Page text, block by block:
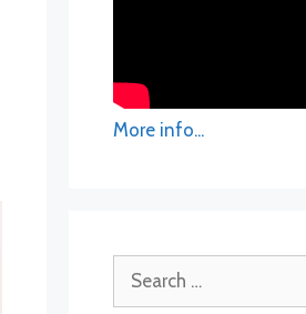
More info...
Search